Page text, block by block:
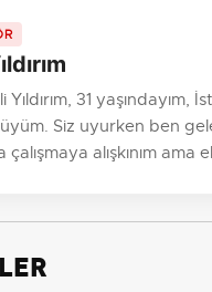
Yıldırım, 31
Siz uyurken ben
çalışmaya alışkınım